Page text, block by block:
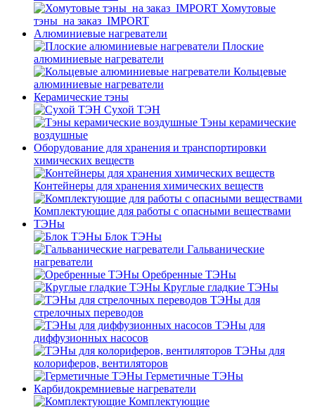
Хомутовые
тэны_на заказ_IMPORT
Алюминиевые нагреватели
Плоские
алюминиевые нагреватели
Кольцевые
алюминиевые нагреватели
Керамические тэны
Сухой ТЭН
Тэны керамические
воздушные
Оборудование для хранения и транспортировки
химических веществ
Контейнеры для хранения химических веществ
Комплектующие для работы с опасными веществами
ТЭНы
Блок ТЭНы
Гальванические
нагреватели
Оребренные ТЭНы
Круглые гладкие ТЭНы
ТЭНы для
стрелочных переводов
ТЭНы для
диффузионных насосов
ТЭНы для
колориферов, вентиляторов
Герметичные ТЭНы
Карбидокремниевые нагреватели
Комплектующие